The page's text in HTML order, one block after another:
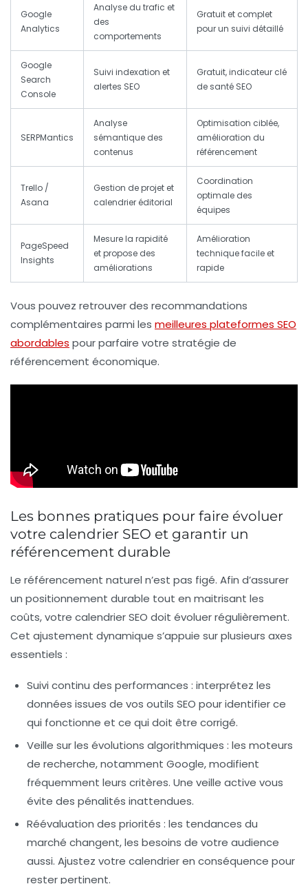
Google
Analytics
Analyse du trafic et
des
comportements
Gratuit et complet
pour un suivi détaillé
Google
Search
Console
Suivi indexation et
alertes SEO
Gratuit, indicateur clé
de santé SEO
SERPMantics
Analyse
sémantique des
contenus
Optimisation ciblée,
amélioration du
référencement
Trello /
Asana
Gestion de projet et
calendrier éditorial
Coordination
optimale des
équipes
PageSpeed
Insights
Mesure la rapidité
et propose des
améliorations
Amélioration
technique facile et
rapide
Vous pouvez retrouver des recommandations
complémentaires parmi les meilleures plateformes SEO
abordables pour parfaire votre stratégie de
référencement économique.
Les bonnes pratiques pour faire évoluer
votre calendrier SEO et garantir un
référencement durable
Le référencement naturel n’est pas figé. Afin d’assurer
un positionnement durable tout en maitrisant les
coûts, votre calendrier SEO doit évoluer régulièrement.
Cet ajustement dynamique s’appuie sur plusieurs axes
essentiels :
Suivi continu des performances : interprétez les
données issues de vos outils SEO pour identifier ce
qui fonctionne et ce qui doit être corrigé.
Veille sur les évolutions algorithmiques : les moteurs
de recherche, notamment Google, modifient
fréquemment leurs critères. Une veille active vous
évite des pénalités inattendues.
Réévaluation des priorités : les tendances du
marché changent, les besoins de votre audience
aussi. Ajustez votre calendrier en conséquence pour
rester pertinent.